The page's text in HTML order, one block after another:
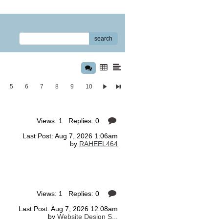
search
5 6 7 8 9 10
Views: 1 Replies: 0
Last Post: Aug 7, 2026 1:06am
by RAHEEL464
Views: 1 Replies: 0
Last Post: Aug 7, 2026 12:08am
by Website Design S...